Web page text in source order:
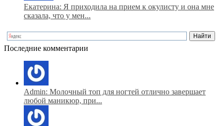
Екатерина: Я приходила на прием к окулисту и она мне
сказала, что у мен...
Последние комментарии
Admin: Молочный топ для ногтей отлично завершает
любой маникюр, при...